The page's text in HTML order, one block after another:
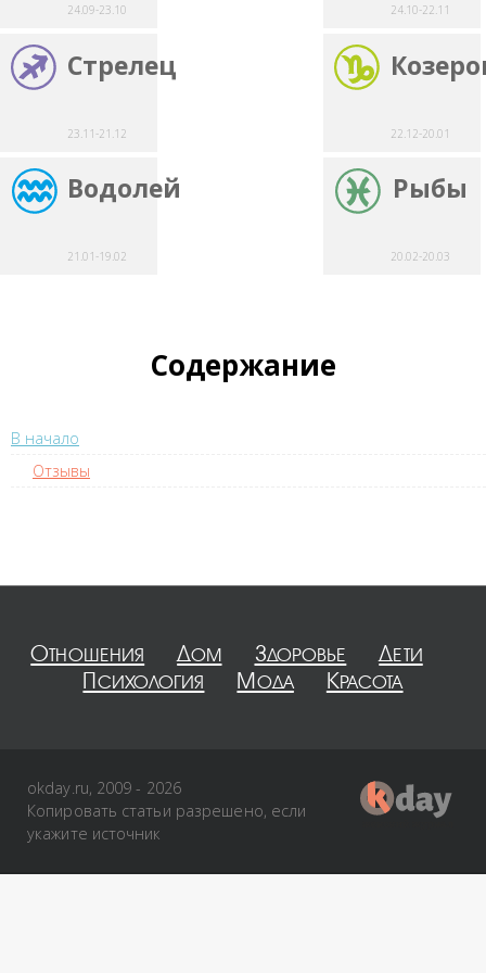
24.09-23.10 24.10-22.11
Стрелец
23.11-21.12 22.12-20.01
Водолей
21.01-19.02
Рыбы
20.02-20.03
Содержание
В начало
Отзывы
Отношения Дом Здоровье
Дети
Психология
Мода Красота
okday.ru, 2009 - 2026
Копировать статьи разрешено, если
укажите источник